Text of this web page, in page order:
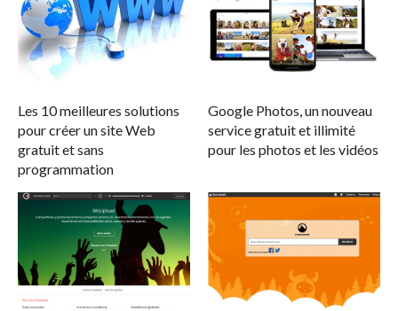
Les 10 meilleures solutions
pour créer un site Web
gratuit et sans
programmation
Google Photos, un nouveau
service gratuit et illimité
pour les photos et les vidéos